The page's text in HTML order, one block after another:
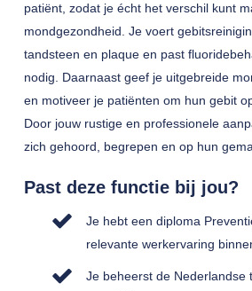
patiënt, zodat je écht het verschil kunt
mondgezondheid. Je voert
tandsteen en plaque en past
nodig. Daarnaast geef je uitgebreide
en motiveer je patiënten om hun gebit
Door jouw rustige en professionele
zich gehoord, begrepen en op hun
Past deze functie bij jou?
Je hebt een diploma
relevante werkervaring
Je beheerst de Nederlandse